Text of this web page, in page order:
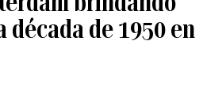
década de 1950 en